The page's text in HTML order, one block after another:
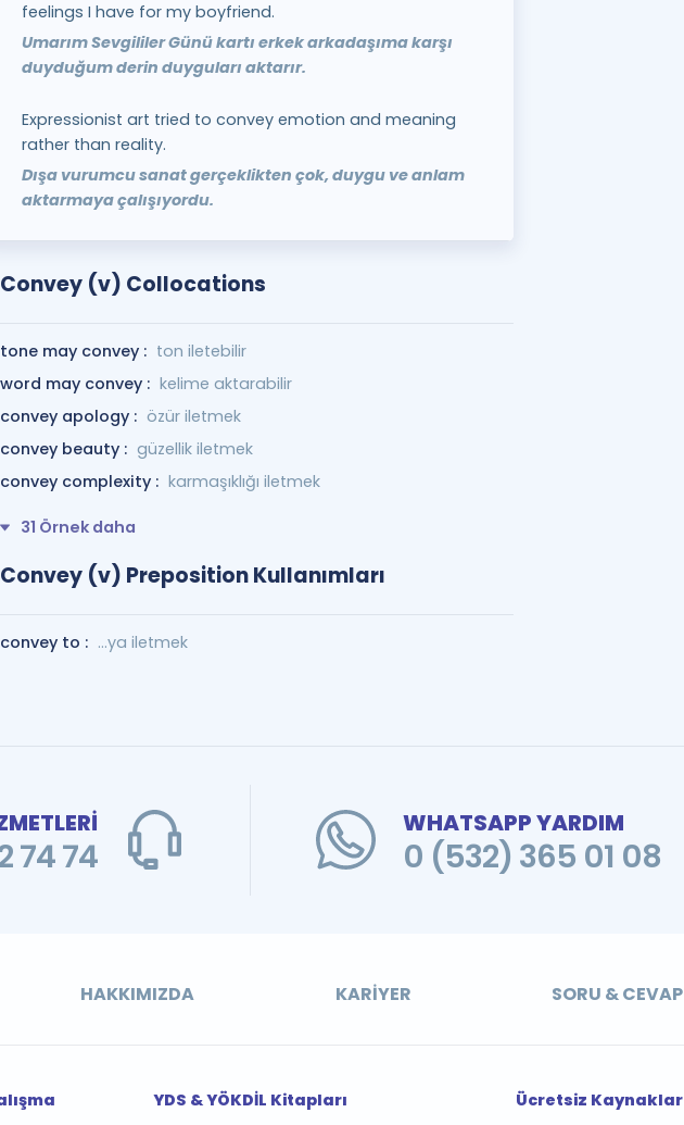
feelings I have for my boyfriend.
Umarım Sevgililer Günü kartı erkek arkadaşıma karşı
duyduğum derin duyguları aktarır.
Expressionist art tried to convey emotion and meaning
rather than reality.
Dışa vurumcu sanat gerçeklikten çok, duygu ve anlam
aktarmaya çalışıyordu.
Convey (v) Collocations
tone may convey : ton iletebilir
word may convey : kelime aktarabilir
convey apology : özür iletmek
convey beauty : güzellik iletmek
convey complexity : karmaşıklığı iletmek
31 Örnek daha
Convey (v) Preposition Kullanımları
convey to : ...ya iletmek
74 74
WHATSAPP YARDIM
0 (532) 365 01 08
HAKKIMIZDA KARIYER SORU & CEVAP
YDS & YÖKDİL Kitapları
Ücretsiz Kaynaklar